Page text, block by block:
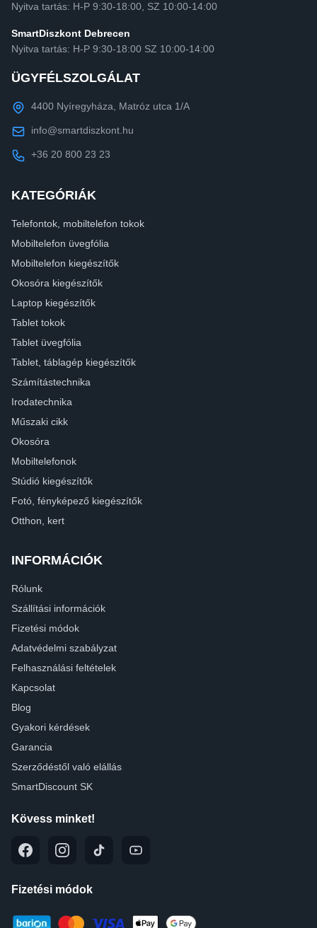
Nyitva tartás: H-P 9:30-18:00, SZ 10:00-14:00
SmartDiszkont Debrecen
Nyitva tartás: H-P 9:30-18:00 SZ 10:00-14:00
ÜGYFÉLSZOLGÁLAT
4400 Nyíregyháza, Matróz utca 1/A
info@smartdiszkont.hu
+36 20 800 23 23
KATEGÓRIÁK
Telefontok, mobiltelefon tokok
Mobiltelefon üvegfólia
Mobiltelefon kiegészítők
Okosóra kiegészítők
Laptop kiegészítők
Tablet tokok
Tablet üvegfólia
Tablet, táblagép kiegészítők
Számítástechnika
Irodatechnika
Műszaki cikk
Okosóra
Mobiltelefonok
Stúdió kiegészítők
Fotó, fényképező kiegészítők
Otthon, kert
INFORMÁCIÓK
Rólunk
Szállítási információk
Fizetési módok
Adatvédelmi szabályzat
Felhasználási feltételek
Kapcsolat
Blog
Gyakori kérdések
Garancia
Szerződéstől való elállás
SmartDiscount SK
Kövess minket!
Fizetési módok